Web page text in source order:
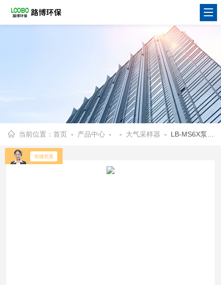
当前位置：首页 - 产品中心 - - 大气采样器 - LB-MS6X泵吸VOC气体检测仪采样器可显示最大值